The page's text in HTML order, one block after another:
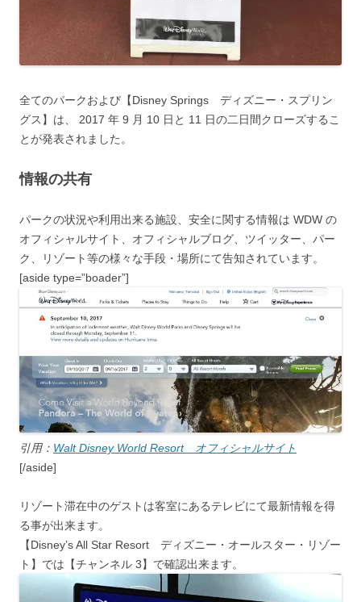
全てのパークおよび【Disney Springs ディズニー・スプリン
グス】は、 2017 年 9 月 10 日と 11 日の二日間クローズするこ
とが発表されました。
情報の共有
パークの状況や利用出来る施設、安全に関する情報は WDW の
オフィシャルサイト、オフィシャルブログ、ツイッター、パー
ク、リゾート等の様々な手段・場所にて告知されています。
[aside type=”boader”]
引用： Walt Disney World Resort オフィシャルサイト
[/aside]
リゾート滞在中のゲストは客室にあるテレビにて最新情報を得
る事が出来ます。
【Disney’s All Star Resort ディズニー・オールスター・リゾー
ト】では【チャンネル 3】で確認出来ます。